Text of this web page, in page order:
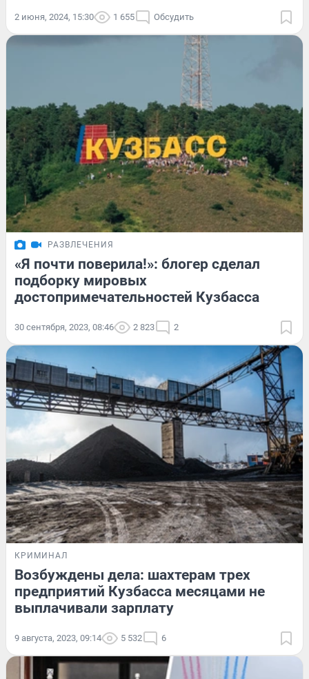
2 июня, 2024, 15:30 1 655 Обсудить
РАЗВЛЕЧЕНИЯ
«Я почти поверила!»: блогер сделал
подборку мировых
достопримечательностей Кузбасса
30 сентября, 2023, 08:46 2 823 2
КРИМИНАЛ
Возбуждены дела: шахтерам трех
предприятий Кузбасса месяцами не
выплачивали зарплату
9 августа, 2023, 09:14 5 532 6